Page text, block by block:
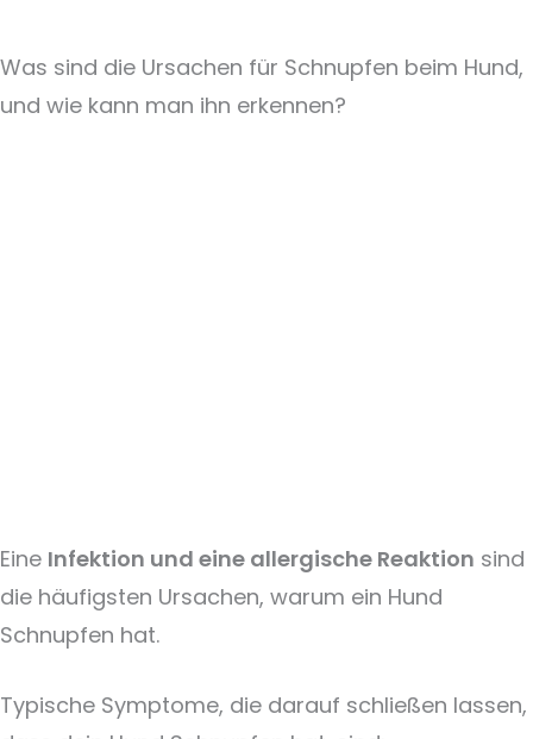
Was sind die Ursachen für Schnupfen beim Hund,
und wie kann man ihn erkennen?
Eine Infektion und eine allergische Reaktion sind
die häufigsten Ursachen, warum ein Hund
Schnupfen hat.
Typische Symptome, die darauf schließen lassen,